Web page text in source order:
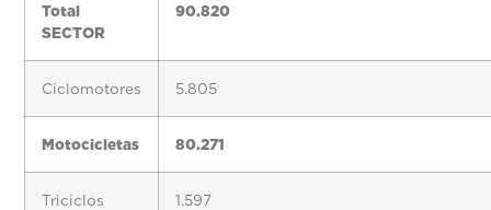
Total
SECTOR
90.820
Ciclomotores 5.805
Motocicletas 80.271
Triciclos 1.597